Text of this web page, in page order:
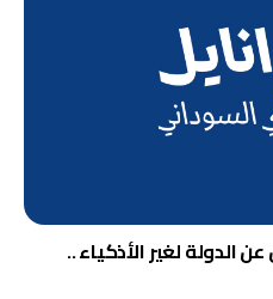
الدولة لغير الأذكياء ..